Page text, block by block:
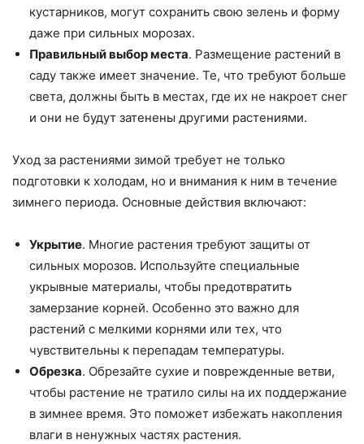
кустарников, могут сохранить свою зелень и форму
даже при сильных морозах.
Правильный выбор места. Размещение растений в
саду также имеет значение. Те, что требуют больше
света, должны быть в местах, где их не накроет снег
и они не будут затенены другими растениями.
Уход за растениями зимой требует не только
подготовки к холодам, но и внимания к ним в течение
зимнего периода. Основные действия включают:
Укрытие. Многие растения требуют защиты от
сильных морозов. Используйте специальные
укрывные материалы, чтобы предотвратить
замерзание корней. Особенно это важно для
растений с мелкими корнями или тех, что
чувствительны к перепадам температуры.
Обрезка. Обрезайте сухие и поврежденные ветви,
чтобы растение не тратило силы на их поддержание
в зимнее время. Это поможет избежать накопления
влаги в ненужных частях растения.